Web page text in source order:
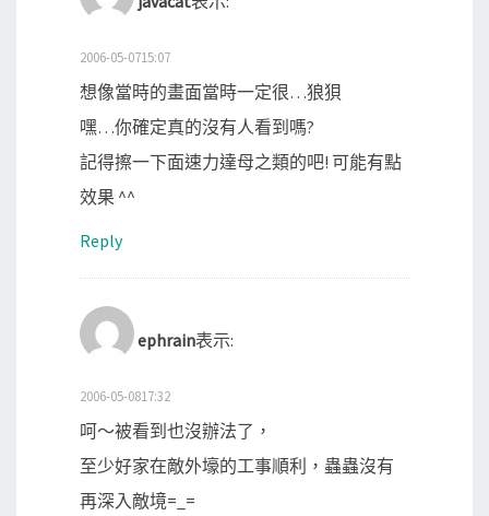
2006-05-0715:07
想像當時的畫面當時一定很…狼狽
嘿…你確定真的沒有人看到嗎?
記得擦一下面速力達母之類的吧! 可能有點
效果 ^^
Reply
ephrain表示:
2006-05-0817:32
呵～被看到也沒辦法了，
至少好家在敵外壕的工事順利，蟲蟲沒有
再深入敵境=_=